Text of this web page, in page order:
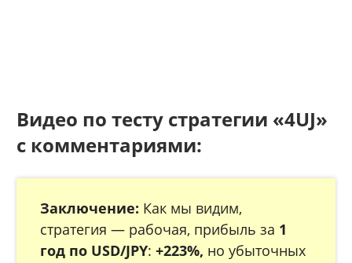
Видео по тесту стратегии «4UJ»
с комментариями:
Заключение: Как мы видим,
стратегия — рабочая, прибыль за 1
год по USD/JPY:+223%, но убыточных